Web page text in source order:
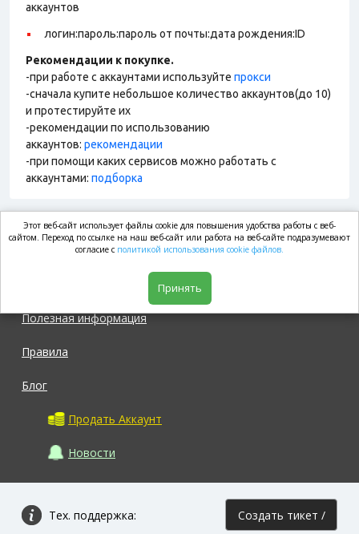
аккаунтов
логин:пароль:пароль от почты:дата рождения:ID
Рекомендации к покупке.
-при работе с аккаунтами используйте прокси
-сначала купите небольшое количество аккаунтов(до 10)
и протестируйте их
-рекомендации по использованию
аккаунтов: рекомендации
-при помощи каких сервисов можно работать с
аккаунтами: подборка
market.com
Полезная информация
Правила
Блог
Продать Аккаунт
Новости
Тех. поддержка:
Создать тикет /
Этот веб-сайт использует файлы cookie для повышения удобства работы с веб-
сайтом. Переход по ссылке на наш веб-сайт или работа на веб-сайте подразумевают
согласие с политикой использования cookie файлов.
Принять